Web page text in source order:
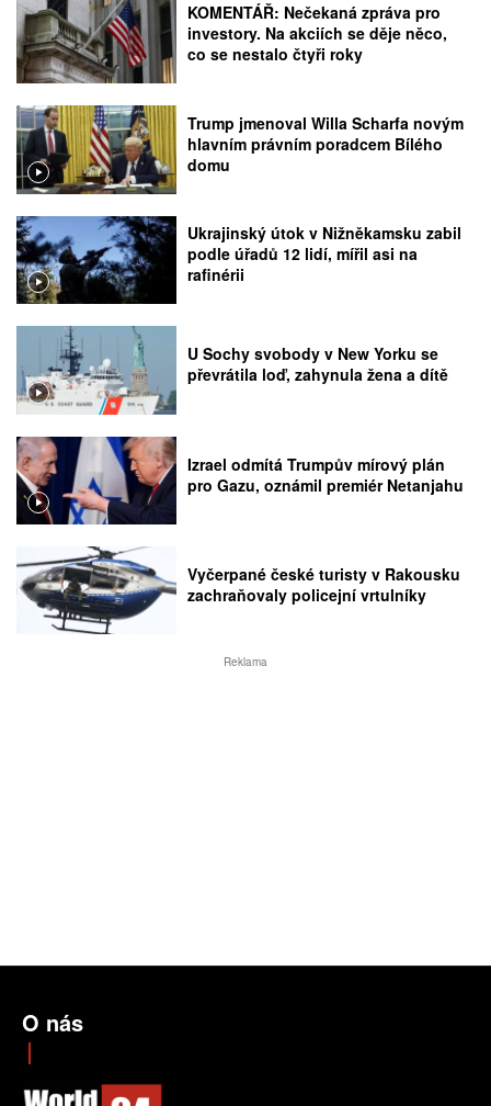
KOMENTÁŘ: Nečekaná zpráva pro
investory. Na akciích se děje něco,
co se nestalo čtyři roky
Trump jmenoval Willa Scharfa novým
hlavním právním poradcem Bílého
domu
Ukrajinský útok v Nižněkamsku zabil
podle úřadů 12 lidí, mířil asi na
rafinérii
U Sochy svobody v New Yorku se
převrátila loď, zahynula žena a dítě
Izrael odmítá Trumpův mírový plán
pro Gazu, oznámil premiér Netanjahu
Vyčerpané české turisty v Rakousku
zachraňovaly policejní vrtulníky
Reklama
O nás